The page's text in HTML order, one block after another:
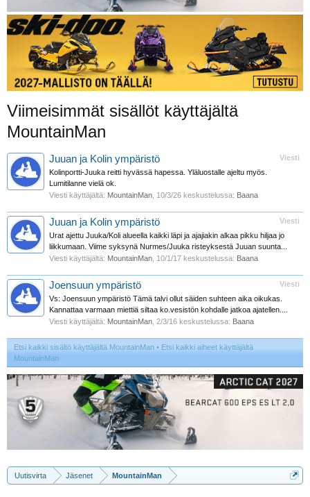
Viimeisimmät sisällöt käyttäjältä
MountainMan
Viesti
Juuan ja Kolin ympäristö
Kolinportti-Juuka reitti hyvässä hapessa. Yläluostalle ajeltu myös.
Lumitilanne vielä ok.
Viesti käyttäjältä: MountainMan 10/3/26 keskustelussa: Baana
Viesti
Juuan ja Kolin ympäristö
Urat ajettu Juuka/Koli alueella kaikki läpi ja ajajiakin alkaa pikku hiljaa jo
liikkumaan. Viime syksynä Nurmes/Juuka risteyksestä Juuan suunta...
Viesti käyttäjältä: MountainMan 10/1/17 keskustelussa: Baana
Viesti
Joensuun ympäristö
Vs: Joensuun ympäristö Tämä talvi ollut säiden suhteen aika oikukas.
Kannattaa varmaan miettiä siltaa ko.vesistön kohdalle jatkoa ajatellen....
Viesti käyttäjältä: MountainMan 2/3/16 keskustelussa: Baana
Etsi kaikki sisältö käyttäjältä MountainMan
Etsi kaikki aiheet käyttäjältä
MountainMan
Uutisvirta Jäsenet MountainMan